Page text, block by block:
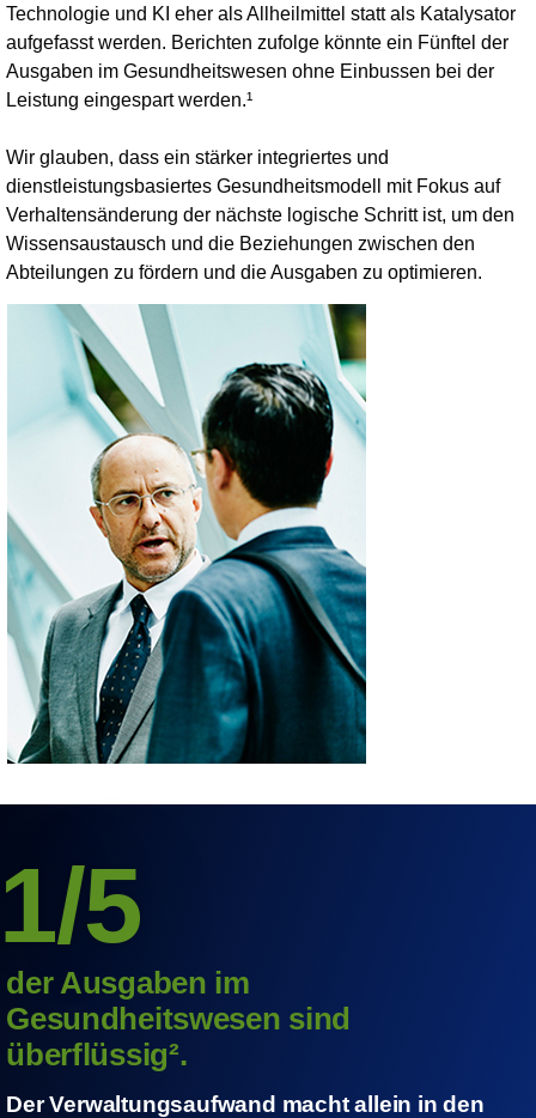
Technologie und KI eher als Allheilmittel statt als Katalysator
aufgefasst werden. Berichten zufolge könnte ein Fünftel der
Ausgaben im Gesund­heits­wesen ohne Einbussen bei der
Leistung eingespart werden.¹
Wir glauben, dass ein stärker integriertes und
dienstleistungsbasiertes Gesundheitsmodell mit Fokus auf
Verhaltensänderung der nächste logische Schritt ist, um den
Wissensaustausch und die Beziehungen zwischen den
Abteilungen zu fördern und die Ausgaben zu optimieren.
1/5
der Ausgaben im
Gesundheitswesen sind
überflüssig².
Der Verwaltungsaufwand macht allein in den